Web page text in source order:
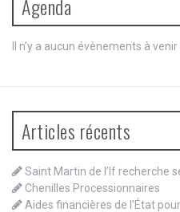
Agenda
Il n’y a aucun évènements à
Articles récents
Saint Martin de l’If recherche
Chenilles Processionnaires
Aides financières de l’État